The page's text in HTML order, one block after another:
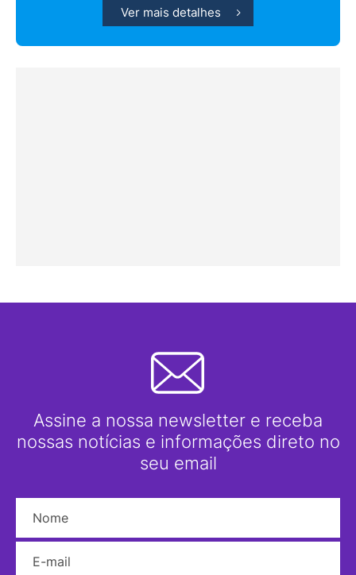
Ver mais detalhes
Assine a nossa newsletter e receba
nossas notícias e informações direto no
seu email